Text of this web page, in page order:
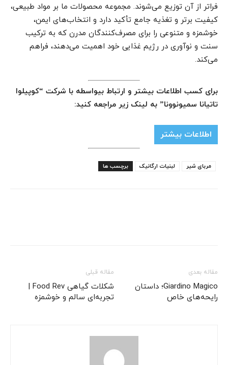
فراتر از آن توزیع می‌شوند. مجموعه محصولات ما بر مواد طبیعی،
کیفیت برتر و تغذیه جامع تأکید دارد و انتخاب‌های ایمن،
خوشمزه و متنوعی را برای مصرف‌کنندگان مدرن که به ترکیب
سنت و نوآوری در رژیم غذایی خود اهمیت می‌دهند، فراهم
می‌کند.
برای کسب اطلاعات بیشتر و ارتباط بیواسطه با شرکت “کوپیلوا
تاتیانا سمیونوونا” به لینک زیر مراجعه کنید:
اطلاعات بیشتر
برچسب ها لبنیات ارگانیک مربای شیر
مقاله قبلی
شکلات گیاهی Food Rev |
تجربه‌ای سالم و خوشمزه
مقاله بعدی
Giardino Magico؛ داستان
رایحه‌های خاص